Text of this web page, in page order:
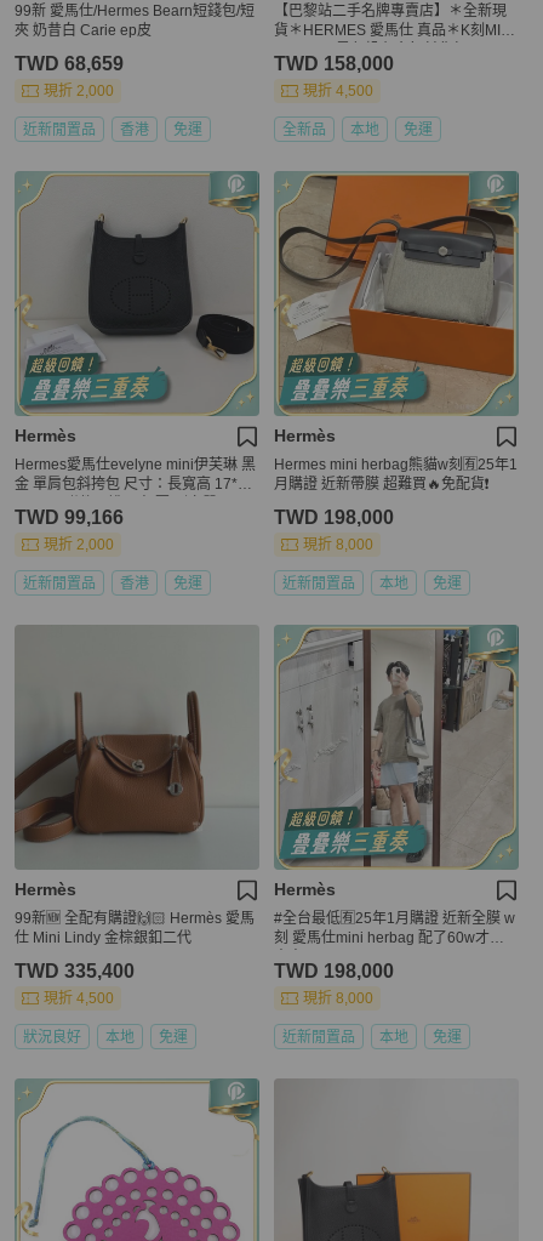
99新 愛馬仕/Hermes Bearn短錢包/短
夾 奶昔白 Carie ep皮
TWD 68,659
現折 2,000
近新閒置品 香港 免運
【巴黎站二手名牌專賣店】＊全新現
貨＊HERMES 愛馬仕 真品＊K刻MINI
TWD 158,000
現折 4,500
全新品 本地 免運
Hermès
Hermes愛馬仕evelyne mini伊芙琳 黑
金 單肩包斜挎包 尺寸：長寬高 17*18
TWD 99,166
現折 2,000
近新閒置品 香港 免運
Hermès
Hermes mini herbag熊貓w刻🈶25年1
月購證 近新帶膜 超難買🔥免配貨❗️
TWD 198,000
現折 8,000
近新閒置品 本地 免運
Hermès
99新🆕 全配有購證🙌🏻 Hermès 愛馬
仕 Mini Lindy 金棕銀釦二代
TWD 335,400
現折 4,500
狀況良好 本地 免運
Hermès
#全台最低🈶25年1月購證 近新全膜 w
刻 愛馬仕mini herbag 配了60w才抱
TWD 198,000
現折 8,000
近新閒置品 本地 免運